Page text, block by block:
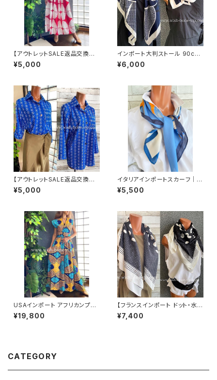
【アウトレットSALE返品交換不
可8/20まで】イタリア製インポ
ート セットアップドレス｜ロング
(M)(L)(XL)
¥5,000
インポート大判ストール 90cm
大判スクエア Silk Feeling お
しゃれなツヤスカーフ/ネイビー
¥6,000
【アウトレットSALE返品交換不
可8/20まで】イタリア製シャツ・
ブラウス・トップス｜Made in IT
¥5,000
イタリアインポートスカーフ｜小
さめスカーフ ツヤスカーフ・SIL
K風 バッグスカーフ/ブルー系フ
¥5,500
USAインポート アフリカンプリ
ント ロングドレス｜アレンジ次
第なマキシワンピース｜ビビット
¥19,800
【フランスインポート ドット・水玉
大判スカーフ】90cmスクエア
スカーフ/ブラック＆ホワイトMIX
¥7,400
CATEGORY